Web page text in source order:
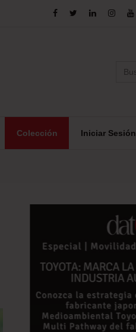
for:
Colección Iniciar Sesión